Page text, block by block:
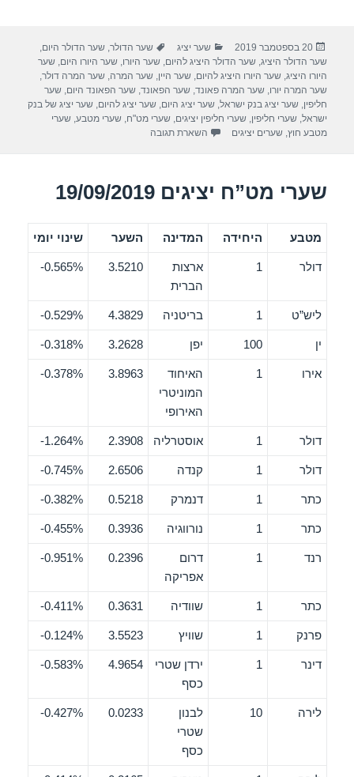
e
b
o
o
er
e
פורסם
בתאריך
20 בספטמבר 2019 קטגוריות
שער יציג תגיות
שער הדולר ,שער הדולר היום
שער הדולר היציג ,שער הדולר היציג להיום ,שער היורו ,שער היורו היום ,שער
היורו היציג ,שער היורו היציג להיום ,שער היין ,שער המרה ,שער המרה דולר
שער המרה יורו ,שער המרה פאונד ,שער הפאונד ,שער הפאונד היום ,שער
חליפין ,שער יציג בנק ישראל ,שער יציג היום ,שער יציג להיום ,שער יציג של בנק
ישראל ,שערי חליפין ,שערי חליפין יציגים ,שערי מט"ח ,שערי מטבע ,שערי
מטבע חוץ ,שערים יציגים השארת תגובה
שערי מט”ח יציגים 19/09/2019
מטבע היחידה המדינה השער שינוי יומי
דולר 1
ארצות
הברית
3.5210
0.565%-
ליש”ט 1 בריטניה 4.3829
0.529%-
ין 100 יפן 3.2628
0.318%-
אירו 1
האיחוד
המוניטרי
האירופי
3.8963
0.378%-
דולר 1 אוסטרליה 2.3908
1.264%-
דולר 1 קנדה 2.6506
0.745%-
כתר 1 דנמרק 0.5218
0.382%-
כתר 1 נורווגיה 0.3936
0.455%-
רנד 1
דרום
אפריקה
0.2396
0.951%-
כתר 1 שוודיה 0.3631
0.411%-
פרנק 1 שוויץ 3.5523
0.124%-
דינר 1
ירדן שטרי
כסף
4.9654
0.583%-
לירה 10
לבנון
שטרי
כסף
0.0233
0.427%-